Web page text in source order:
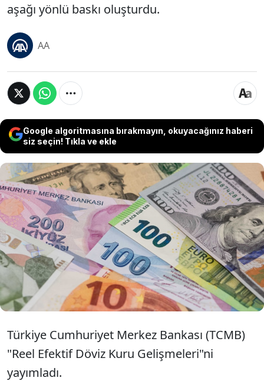
aşağı yönlü baskı oluşturdu.
AA
Google algoritmasına bırakmayın, okuyacağınız haberi
siz seçin! Tıkla ve ekle
TCMB verilerine göre reel efektif döviz kuru
endeksi mayısta TÜFE bazında 0,44 puan
gerileyerek 105,55'e indi. Türk lirası yıllık bazda
reel olarak değer kazancını korurken, döviz
kurlarındaki yükseliş endeks üzerinde aşağı
yönlü baskı oluşturdu.
Türkiye Cumhuriyet Merkez Bankası (TCMB)
"Reel Efektif Döviz Kuru Gelişmeleri"ni
yayımladı.